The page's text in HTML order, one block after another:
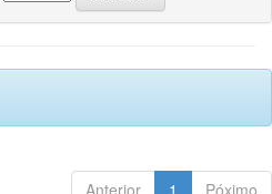
Anterior 1 Póximo